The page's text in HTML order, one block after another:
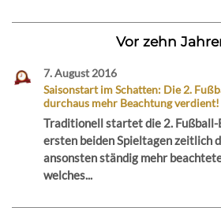
Vor zehn
7. August 2016
Saisonstart im Schatten: Die 2.
durchaus mehr Beachtung verdient!
Traditionell startet die 2.
ersten beiden Spieltagen zeitlich
ansonsten ständig mehr
welches...